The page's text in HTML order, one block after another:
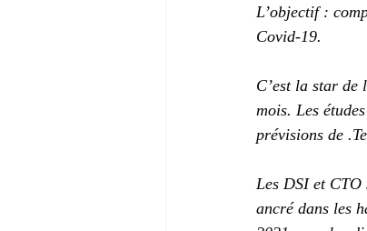
L’objectif :
Covid-19.
C’est la star
mois. Les
prévisions de
Les DSI et
ancré dans les